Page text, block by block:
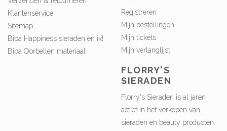
Klantenservice
Sitemap
Biba Happiness sieraden en ik!
Biba Oorbellen materiaal
Registreren
Mijn bestellingen
Mijn tickets
Mijn verlanglijst
FLORRY'S
SIERADEN
Florry's Sieraden is al jaren
actief in het verkopen van
sieraden en beauty producten.